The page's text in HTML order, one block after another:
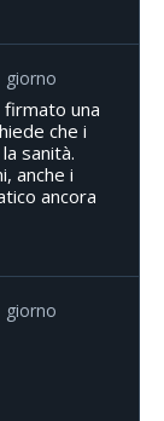
giorno
una
che i
sanità.
anche i
ancora
giorno